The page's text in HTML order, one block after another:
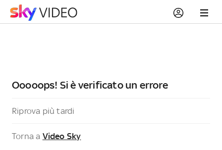
Ooooops! Si è verificato un errore
Riprova più tardi
Torna a Video Sky